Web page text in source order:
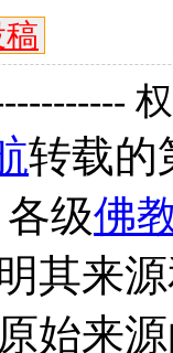
转载的
级佛
其来
始来